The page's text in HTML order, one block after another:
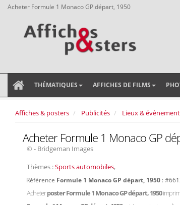
Acheter Formule 1 Monaco GP départ, 1950
THÉMATIQUES AFFICHES DE FILMS
Affiches & posters Publicités Lieux &
Acheter Formule 1 Monaco GP
© - Bridgeman Images
Thèmes :Sports automobiles,
Référence Formule 1 Monaco GP départ, 1950 :
Acheterposter Formule 1 Monaco GP départ, 1950